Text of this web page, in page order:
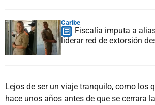
Caribe
Fiscalía imputa a
liderar red de extorsión
Lejos de ser un viaje tranquilo, como los
hace unos años antes de que se cerrara